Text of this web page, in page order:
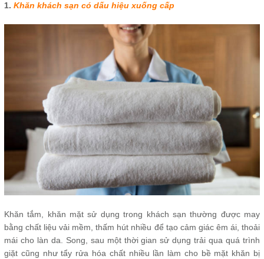
1. Khăn khách sạn có dấu hiệu xuống cấp
Khăn tắm, khăn mặt sử dụng trong khách sạn thường được may
bằng chất liệu vải mềm, thấm hút nhiều để tạo cảm giác êm ái, thoải
mái cho làn da. Song, sau một thời gian sử dụng trải qua quá trình
giặt cũng như tẩy rửa hóa chất nhiều lần làm cho bề mặt khăn bị